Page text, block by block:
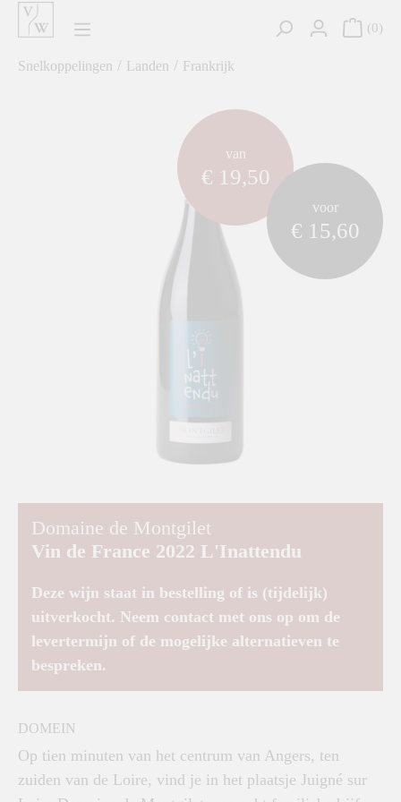
0
Snelkoppelingen / Landen / Frankrijk
van
€ 19,50
voor
€ 15,60
component.cms.imageGallery.skipImageGallery
Domaine de Montgilet
Vin de France 2022 L'Inattendu
Deze wijn staat in bestelling of is (tijdelijk)
uitverkocht. Neem contact met ons op om de
levertermijn of de mogelijke alternatieven te
bespreken.
DOMEIN
Op tien minuten van het centrum van Angers, ten
zuiden van de Loire, vind je in het plaatsje Juigné sur